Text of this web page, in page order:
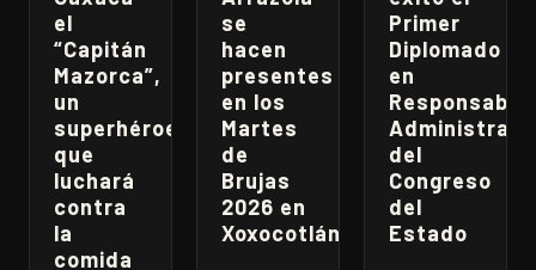
el
“Capitán
Mazorca”,
un
superhéroe
que
luchará
contra
la
comida
se
hacen
presentes
en los
Martes
de
Brujas
2026 en
Xoxocotlán
Primer
Diplomado
en
del
Congreso
del
Estado